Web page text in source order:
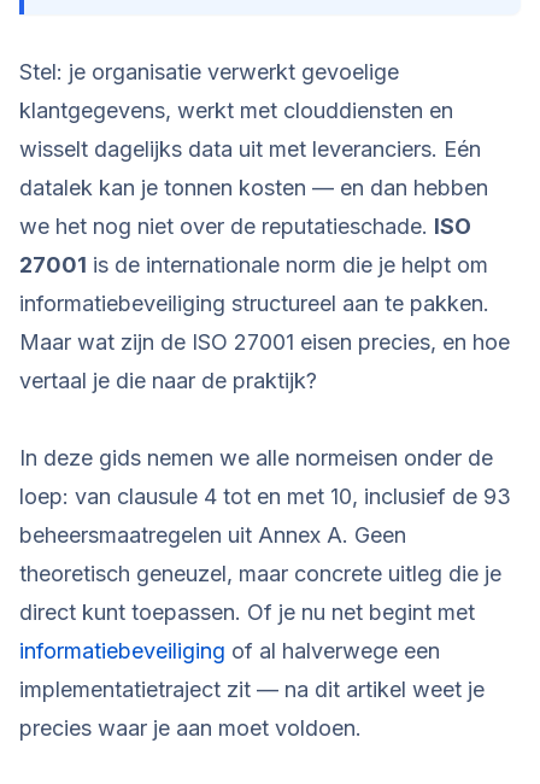
Stel: je organisatie verwerkt gevoelige
klantgegevens, werkt met clouddiensten en
wisselt dagelijks data uit met leveranciers. Eén
datalek kan je tonnen kosten — en dan hebben
we het nog niet over de reputatieschade. ISO
27001 is de internationale norm die je helpt om
informatiebeveiliging structureel aan te pakken.
Maar wat zijn de ISO 27001 eisen precies, en hoe
vertaal je die naar de praktijk?
In deze gids nemen we alle normeisen onder de
loep: van clausule 4 tot en met 10, inclusief de 93
beheersmaatregelen uit Annex A. Geen
theoretisch geneuzel, maar concrete uitleg die je
direct kunt toepassen. Of je nu net begint met
informatiebeveiliging of al halverwege een
implementatietraject zit — na dit artikel weet je
precies waar je aan moet voldoen.